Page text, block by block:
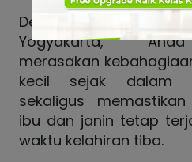
Dengan USG 4D di RS
Yogyakarta,
merasakan
kecil sejak dalam
sekaligus
ibu dan janin tetap
waktu kelahiran tiba.